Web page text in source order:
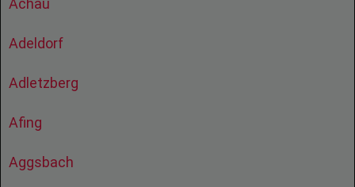
Achau
Adeldorf
Adletzberg
Afing
Aggsbach